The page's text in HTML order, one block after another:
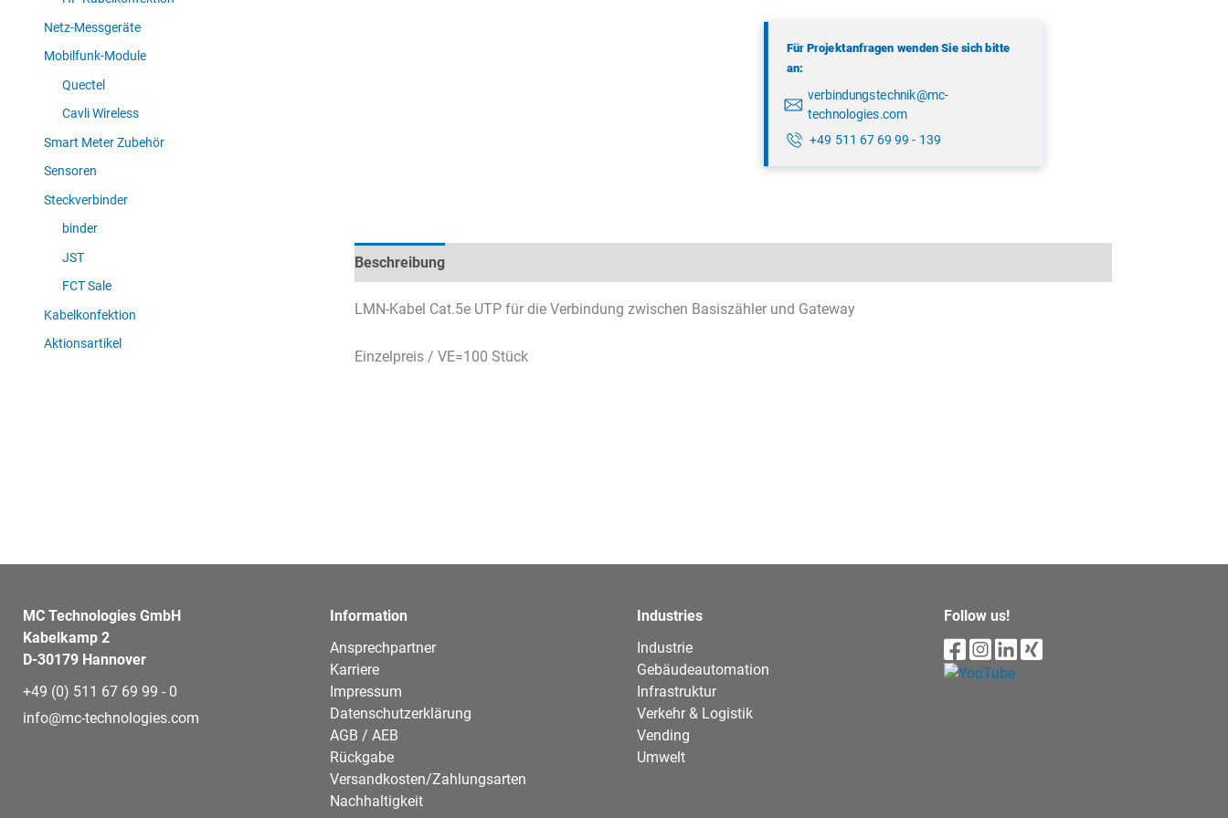
Netz-Messgeräte
Mobilfunk-Module
Quectel
Cavli Wireless
Smart Meter Zubehör
Sensoren
Steckverbinder
binder
JST
FCT Sale
Kabelkonfektion
Aktionsartikel
Menge
Für Projektanfragen wenden Sie sich bitte
an:
verbindungstechnik@mc-
technologies.com
+49 511 67 69 99 - 139
Beschreibung
LMN-Kabel Cat.5e UTP für die Verbindung zwischen Basiszähler und Gateway
Einzelpreis / VE=100 Stück
MC Technologies GmbH
Kabelkamp 2
D-30179 Hannover
+49 (0) 511 67 69 99 - 0
info@mc-technologies.com
Information
Ansprechpartner
Karriere
Impressum
Datenschutzerklärung
AGB / AEB
Rückgabe
Versandkosten/Zahlungsarten
Nachhaltigkeit
Industries
Industrie
Gebäudeautomation
Infrastruktur
Verkehr & Logistik
Vending
Umwelt
Follow us!